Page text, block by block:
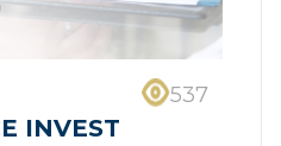
537
INVEST